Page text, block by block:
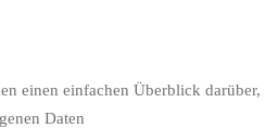
einen einfachen Überblick darüber,
Daten